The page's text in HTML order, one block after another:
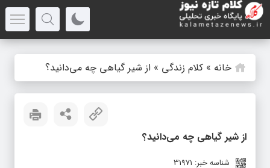
خانه » کلام زندگی » از شیر گیاهی چه می‌دانید؟
از شیر گیاهی چه می‌دانید؟
شناسه خبر: 31971